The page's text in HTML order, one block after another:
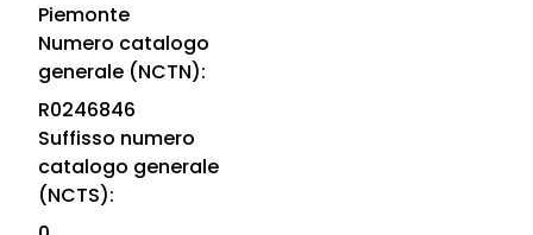
Piemonte
Numero catalogo
generale (NCTN):
R0246846
Suffisso numero
catalogo generale
(NCTS):